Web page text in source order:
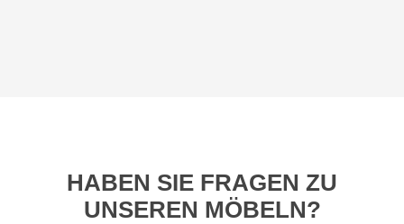
HABEN SIE FRAGEN ZU
UNSEREN MÖBELN?